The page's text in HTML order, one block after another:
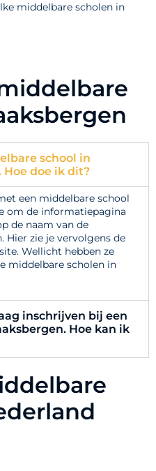
middelbare scholen in
school in
Hoe doe ik dit?
een middelbare school
om de informatiepagina
de naam van de
Hier zie je vervolgens de
Wellicht hebben ze
middelbare scholen in
inschrijven bij een
Hoe kan ik